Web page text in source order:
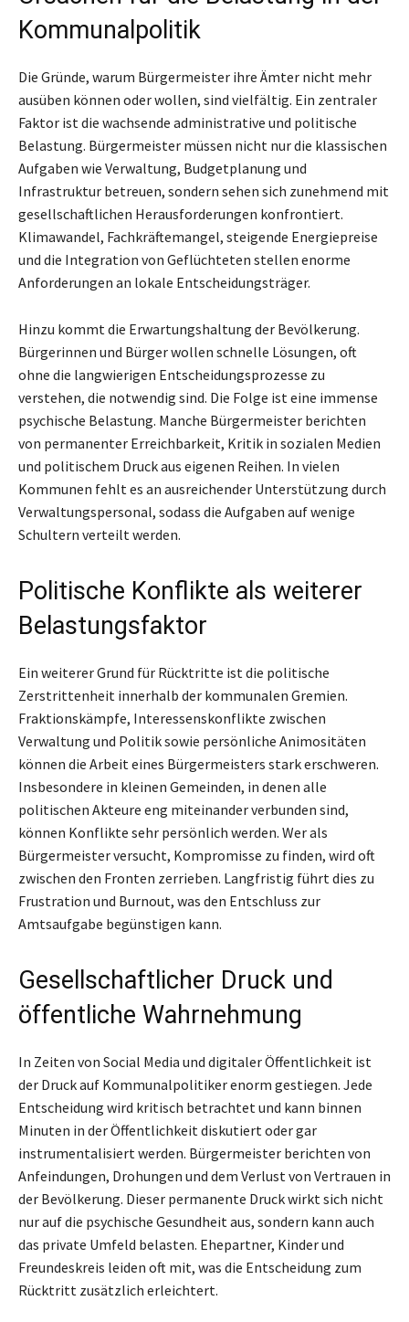
Kommunalpolitik
Die Gründe, warum Bürgermeister ihre Ämter nicht mehr
ausüben können oder wollen, sind vielfältig. Ein zentraler
Faktor ist die wachsende administrative und politische
Belastung. Bürgermeister müssen nicht nur die klassischen
Aufgaben wie Verwaltung, Budgetplanung und
Infrastruktur betreuen, sondern sehen sich zunehmend mit
gesellschaftlichen Herausforderungen konfrontiert.
Klimawandel, Fachkräftemangel, steigende Energiepreise
und die Integration von Geflüchteten stellen enorme
Anforderungen an lokale Entscheidungsträger.
Hinzu kommt die Erwartungshaltung der Bevölkerung.
Bürgerinnen und Bürger wollen schnelle Lösungen, oft
ohne die langwierigen Entscheidungsprozesse zu
verstehen, die notwendig sind. Die Folge ist eine immense
psychische Belastung. Manche Bürgermeister berichten
von permanenter Erreichbarkeit, Kritik in sozialen Medien
und politischem Druck aus eigenen Reihen. In vielen
Kommunen fehlt es an ausreichender Unterstützung durch
Verwaltungspersonal, sodass die Aufgaben auf wenige
Schultern verteilt werden.
Politische Konflikte als weiterer
Belastungsfaktor
Ein weiterer Grund für Rücktritte ist die politische
Zerstrittenheit innerhalb der kommunalen Gremien.
Fraktionskämpfe, Interessenskonflikte zwischen
Verwaltung und Politik sowie persönliche Animositäten
können die Arbeit eines Bürgermeisters stark erschweren.
Insbesondere in kleinen Gemeinden, in denen alle
politischen Akteure eng miteinander verbunden sind,
können Konflikte sehr persönlich werden. Wer als
Bürgermeister versucht, Kompromisse zu finden, wird oft
zwischen den Fronten zerrieben. Langfristig führt dies zu
Frustration und Burnout, was den Entschluss zur
Amtsaufgabe begünstigen kann.
Gesellschaftlicher Druck und
öffentliche Wahrnehmung
In Zeiten von Social Media und digitaler Öffentlichkeit ist
der Druck auf Kommunalpolitiker enorm gestiegen. Jede
Entscheidung wird kritisch betrachtet und kann binnen
Minuten in der Öffentlichkeit diskutiert oder gar
instrumentalisiert werden. Bürgermeister berichten von
Anfeindungen, Drohungen und dem Verlust von Vertrauen in
der Bevölkerung. Dieser permanente Druck wirkt sich nicht
nur auf die psychische Gesundheit aus, sondern kann auch
das private Umfeld belasten. Ehepartner, Kinder und
Freundeskreis leiden oft mit, was die Entscheidung zum
Rücktritt zusätzlich erleichtert.